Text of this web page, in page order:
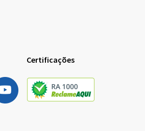
Certificações